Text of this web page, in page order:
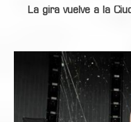
La gira vuelve a la